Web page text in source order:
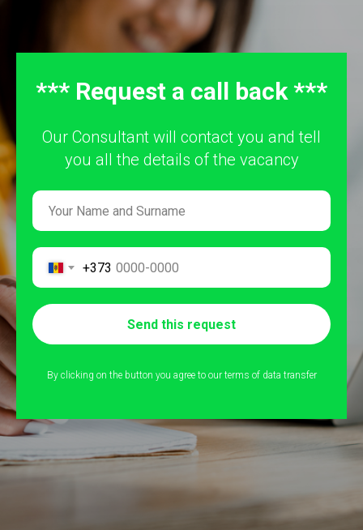
*** Request a call back ***
Our Consultant will contact you and tell
you all the details of the vacancy
+373
Send this request
By clicking on the button you agree to our terms of data transfer